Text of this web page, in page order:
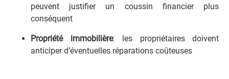
peuvent justifier un coussin financier plus
conséquent
Propriété immobilière: les propriétaires doivent
anticiper d’éventuelles réparations coûteuses